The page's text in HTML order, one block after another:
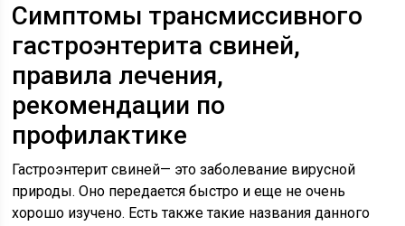
Симптомы трансмиссивного
гастроэнтерита свиней,
правила лечения,
рекомендации по
профилактике
Гастроэнтерит свиней— это заболевание вирусной
природы. Оно передается быстро и еще не очень
хорошо изучено. Есть также такие названия данного